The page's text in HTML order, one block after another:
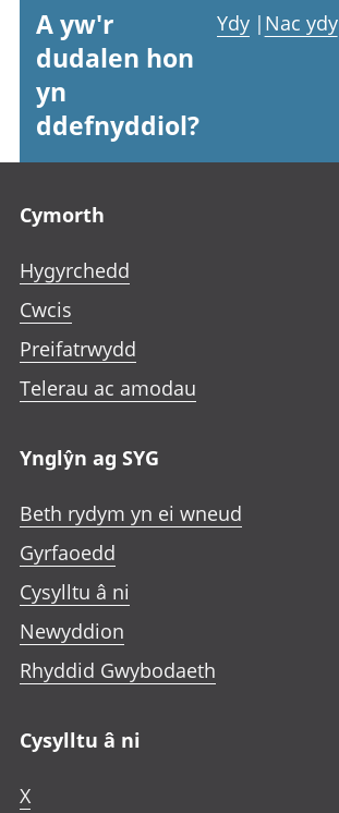
A yw'r
dudalen hon
yn
ddefnyddiol?
Ydy | Nac ydy
Cymorth
Hygyrchedd
Cwcis
Preifatrwydd
Telerau ac amodau
Ynglŷn ag SYG
Beth rydym yn ei wneud
Gyrfaoedd
Cysylltu â ni
Newyddion
Rhyddid Gwybodaeth
Cysylltu â ni
X